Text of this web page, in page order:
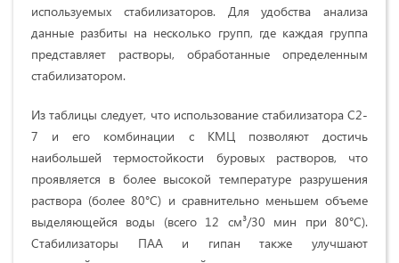
используемых стабилизаторов. Для удобства анализа
данные разбиты на несколько групп, где каждая группа
представляет растворы, обработанные определенным
стабилизатором.
Из таблицы следует, что использование стабилизатора С2-
7 и его комбинации с КМЦ позволяют достичь
наибольшей термостойкости буровых растворов, что
проявляется в более высокой температуре разрушения
раствора (более 80°C) и сравнительно меньшем объеме
выделяющейся воды (всего 12 см³/30 мин при 80°C).
Стабилизаторы ПАА и гипан также улучшают